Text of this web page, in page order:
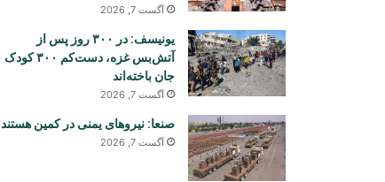
آگست 7, 2026
یونیسف: در ۳۰۰ روز پس از
آتش‌بس غزه، دست‌کم ۳۰۰ کودک
جان باخته‌اند
آگست 7, 2026
صنعا: نیروهای یمنی در کمین هستند
آگست 7, 2026